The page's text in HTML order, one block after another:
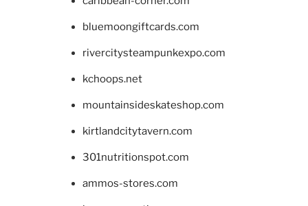
bluemoongiftcards.com
rivercitysteampunkexpo.com
kchoops.net
mountainsideskateshop.com
kirtlandcitytavern.com
301nutritionspot.com
ammos-stores.com